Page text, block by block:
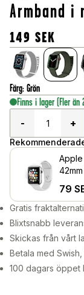
Armband i
149 SEK
Färg: Grön
Finns i lager (Fler än
-
+
Apple
79
Gratis
Blixtsnabb
Skickas från vårt
Betala med
100 dagars öppet